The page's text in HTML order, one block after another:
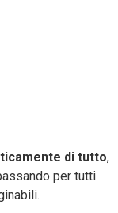
di tutto,
per tutti